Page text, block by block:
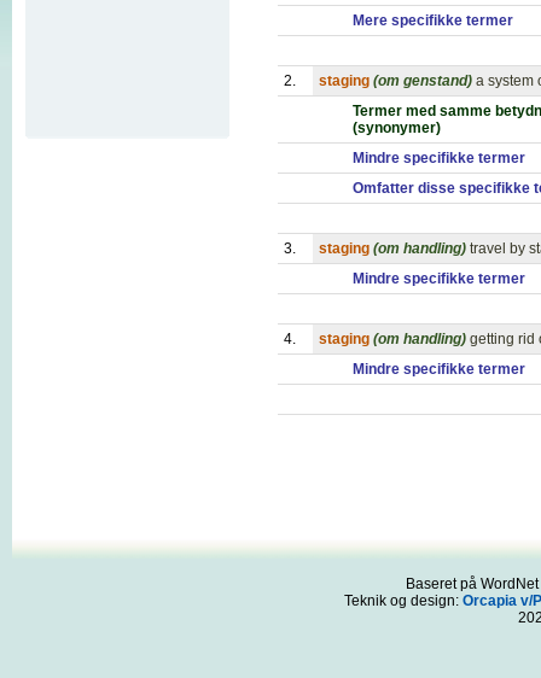
Mere specifikke termer
2. staging (om genstand) a system
Termer med samme
(synonymer)
Mindre specifikke termer
Omfatter disse specifikke
3. staging (om handling) travel by
Mindre specifikke termer
4. staging (om handling) getting rid
Mindre specifikke termer
Baseret på
Teknik og design: Orcapia v/